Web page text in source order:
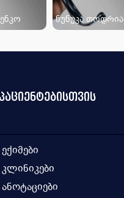
ნუნუკა თოდრია
პაციენტებისთვის
ექიმები
კლინიკები
ანოტაციები